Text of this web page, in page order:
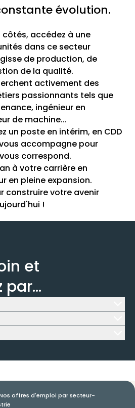
évolution.
côtés, accédez à une
dans ce secteur
de production, de
de la qualité.
activement des
passionnants tels que
ingénieur en
de machine...
un poste en intérim, en CDD
accompagne pour
correspond.
à votre carrière en
en pleine expansion.
construire votre avenir
!
et
offres d'emploi par secteur-